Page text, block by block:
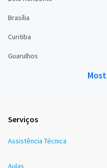
Brasília
Curitiba
Guarulhos
Serviços
Assistência Técnica
Aulas